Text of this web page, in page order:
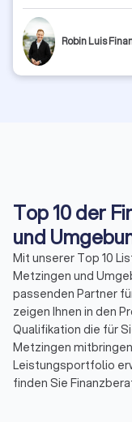
Robin Luis
Top 10 der
und
Mit unserer Top 10
Metzingen und
passenden Partner
zeigen Ihnen in den
Qualifikation die für
Metzingen
Leistungsportfolio
finden Sie